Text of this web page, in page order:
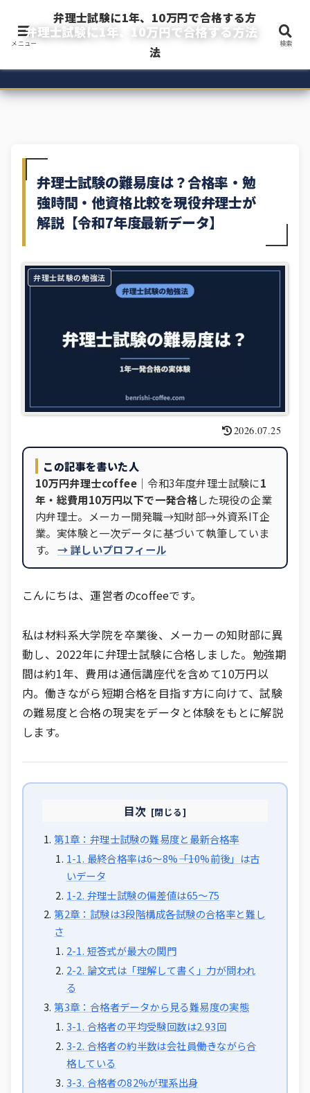
弁理士試験に1年、10万円で合格する方法
令和3年度弁理士試験に1年・10万円以下で一発合格した現役企業内弁理士のブ
弁理士試験の難易度は？合格率・勉
強時間・他資格比較を現役弁理士が
解説【令和7年度最新データ】
弁理士試験の勉強法
2026.07.25
この記事を書いた人
10万円弁理士coffee｜令和3年度弁理士試験に1
年・総費用10万円以下で一発合格した現役の企業
内弁理士。メーカー開発職→知財部→外資系IT企
業。実体験と一次データに基づいて執筆していま
す。 → 詳しいプロフィール
こんにちは、運営者のcoffeeです。
私は材料系大学院を卒業後、メーカーの知財部に異
動し、2022年に弁理士試験に合格しました。勉強期
間は約1年、費用は通信講座代を含めて10万円以
内。働きながら短期合格を目指す方に向けて、試験
の難易度と合格の現実をデータと体験をもとに解説
します。
目次
第1章：弁理士試験の難易度と最新合格率
1-1. 最終合格率は6〜8%――「10%前後」は古
いデータ
1-2. 弁理士試験の偏差値は65〜75
第2章：試験は3段階構成――各試験の合格率と難し
さ
2-1. 短答式が最大の関門
2-2. 論文式は「理解して書く」力が問われ
る
第3章：合格者データから見る難易度の実態
3-1. 合格者の平均受験回数は2.93回
3-2. 合格者の約半数は会社員――働きながら合
格している
3-3. 合格者の82%が理系出身
メニュー
弁理士試験に1年、10万円で合格する方
法
検索